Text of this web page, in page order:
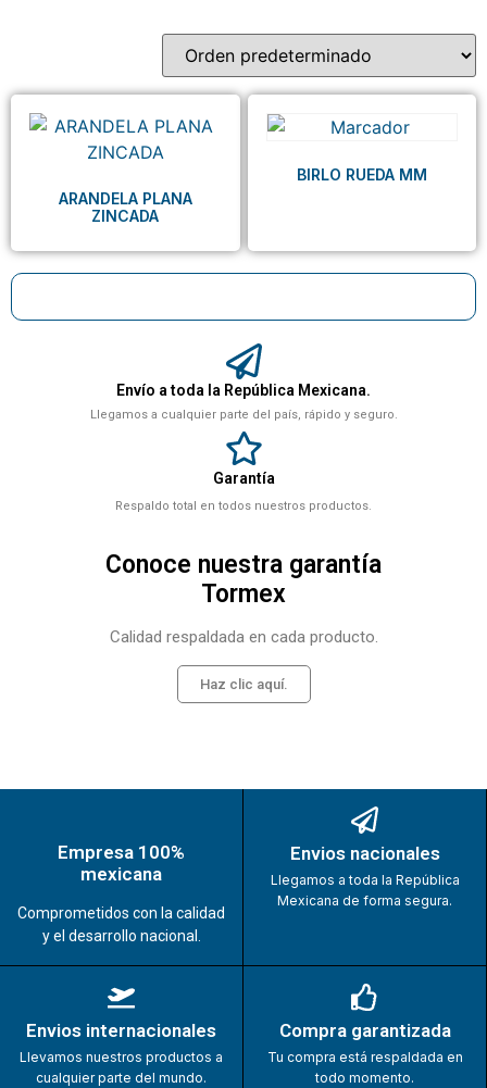
Envío a toda la República Mexicana.
Llegamos a cualquier parte del país, rápido y seguro.
Garantía
Respaldo total en todos nuestros productos.
Conoce nuestra garantía
Tormex
Calidad respaldada en cada producto.
Haz clic aquí.
ARANDELA PLANA
ZINCADA
BIRLO RUEDA MM
Empresa 100%
mexicana
Comprometidos con la calidad
y el desarrollo nacional.
Envios nacionales
Llegamos a toda la República
Mexicana de forma segura.
Envios internacionales
Llevamos nuestros productos a
cualquier parte del mundo.
Compra garantizada
Tu compra está respaldada en
todo momento.